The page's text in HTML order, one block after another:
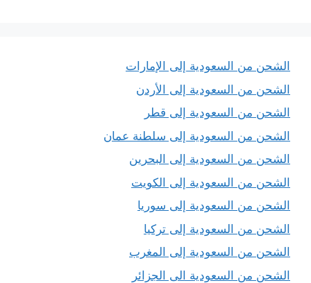
الشحن من السعودية إلى الإمارات
الشحن من السعودية إلى الأردن
الشحن من السعودية إلى قطر
الشحن من السعودية إلى سلطنة عمان
الشحن من السعودية إلى البحرين
الشحن من السعودية إلى الكويت
الشحن من السعودية إلى سوريا
الشحن من السعودية إلى تركيا
الشحن من السعودية إلى المغرب
الشحن من السعودية الى الجزائر